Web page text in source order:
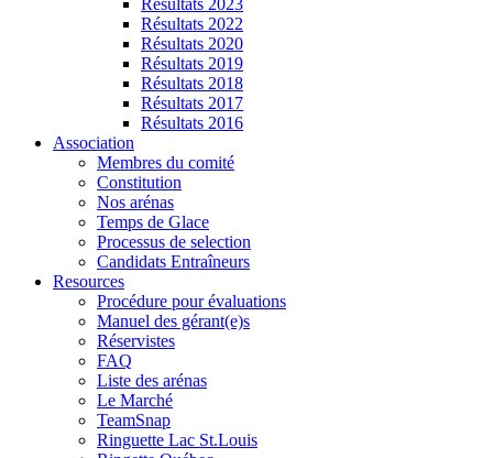
Résultats 2023
Résultats 2022
Résultats 2020
Résultats 2019
Résultats 2018
Résultats 2017
Résultats 2016
Association
Membres du comité
Constitution
Nos arénas
Temps de Glace
Processus de selection
Candidats Entraîneurs
Resources
Procédure pour évaluations
Manuel des gérant(e)s
Réservistes
FAQ
Liste des arénas
Le Marché
TeamSnap
Ringuette Lac St.Louis